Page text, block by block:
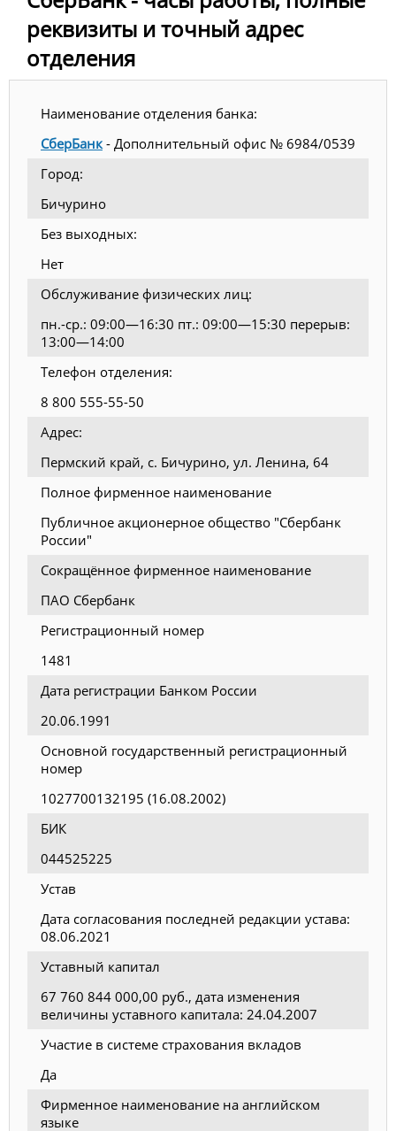
реквизиты и точный адрес
отделения
Наименование отделения банка:
СберБанк - Дополнительный офис № 6984/0539
Город:
Бичурино
Без выходных:
Нет
Обслуживание физических лиц:
пн.-ср.: 09:00—16:30 пт.: 09:00—15:30 перерыв:
13:00—14:00
Телефон отделения:
8 800 555-55-50
Адрес:
Пермский край, с. Бичурино, ул. Ленина, 64
Полное фирменное наименование
Публичное акционерное общество "Сбербанк
России"
Сокращённое фирменное наименование
ПАО Сбербанк
Регистрационный номер
1481
Дата регистрации Банком России
20.06.1991
Основной государственный регистрационный
номер
1027700132195 (16.08.2002)
БИК
044525225
Устав
Дата согласования последней редакции устава:
08.06.2021
Уставный капитал
67 760 844 000,00 руб., дата изменения
величины уставного капитала: 24.04.2007
Участие в системе страхования вкладов
Да
Фирменное наименование на английском
языке